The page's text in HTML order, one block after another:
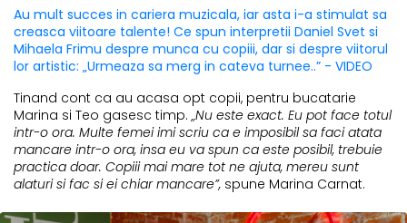
Au mult succes in cariera muzicala, iar asta i-a stimulat sa
creasca viitoare talente! Ce spun interpretii Daniel Svet si
Mihaela Frimu despre munca cu copiii, dar si despre viitorul
lor artistic: „Urmeaza sa merg in cateva turnee..” - VIDEO
Tinand cont ca au acasa opt copii, pentru bucatarie
Marina si Teo gasesc timp. „Nu este exact. Eu pot face totul
intr-o ora. Multe femei imi scriu ca e imposibil sa faci atata
mancare intr-o ora, insa eu va spun ca este posibil, trebuie
practica doar. Copiii mai mare tot ne ajuta, mereu sunt
alaturi si fac si ei chiar mancare”, spune Marina Carnat.